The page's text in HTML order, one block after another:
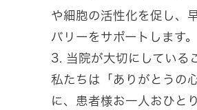
や細胞の活性化を促し、
バリーをサポートします。
3. 当院が大切にしている
私たちは「ありがとうの
に、患者様お一人おひと